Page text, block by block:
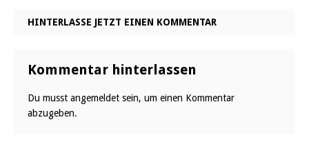
HINTERLASSE JETZT EINEN KOMMENTAR
Kommentar hinterlassen
Du musst angemeldet sein, um einen Kommentar
abzugeben.